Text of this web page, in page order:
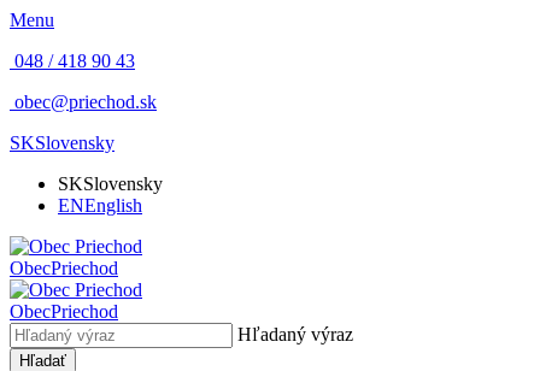
Menu
048 / 418 90 43
obec@priechod.sk
SKSlovensky
SKSlovensky
ENEnglish
ObecPriechod
ObecPriechod
Hľadaný výraz
Hľadať